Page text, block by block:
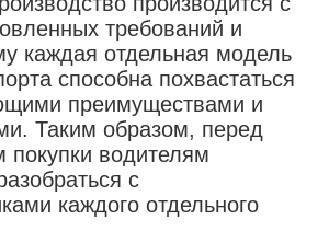
требований и
каждая отдельная модель
способна похвастаться
преимуществами и
Таким образом, перед
водителям
с
каждого отдельного